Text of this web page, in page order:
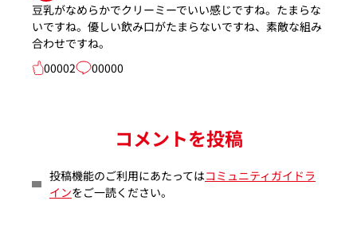
豆乳がなめらかでクリーミーでいい感じですね。たまらな
いですね。優しい飲み口がたまらないですね、素敵な組み
合わせですね。
00002
00000
コメントを投稿
投稿機能のご利用にあたってはコミュニティガイドラ
インをご一読ください。